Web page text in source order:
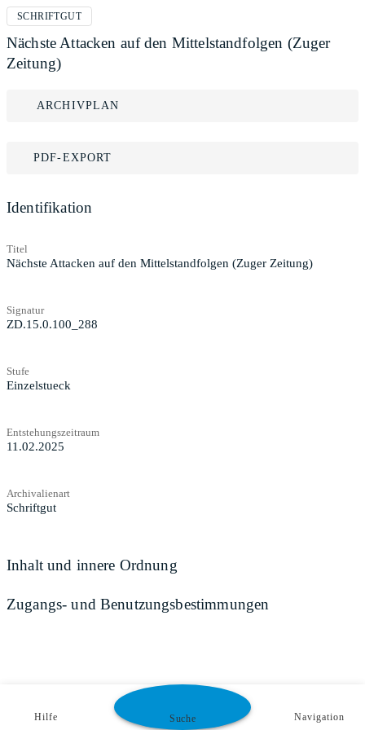
SCHRIFTGUT
Nächste Attacken auf den Mittelstandfolgen (Zuger
Zeitung)
ARCHIVPLAN
PDF-EXPORT
Identifikation
Titel
Nächste Attacken auf den Mittelstandfolgen (Zuger Zeitung)
Signatur
ZD.15.0.100_288
Stufe
Einzelstueck
Entstehungszeitraum
11.02.2025
Archivalienart
Schriftgut
Inhalt und innere Ordnung
Zugangs- und Benutzungsbestimmungen
Hilfe Suche Navigation